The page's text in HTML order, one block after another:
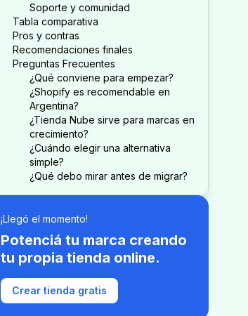
Soporte y comunidad
Tabla comparativa
Pros y contras
Recomendaciones finales
Preguntas Frecuentes
¿Qué conviene para empezar?
¿Shopify es recomendable en
Argentina?
¿Tienda Nube sirve para marcas en
crecimiento?
¿Cuándo elegir una alternativa
simple?
¿Qué debo mirar antes de migrar?
¡Llegó el momento!
Potenciá tu marca creando
tu propia tienda online.
Crear tienda gratis